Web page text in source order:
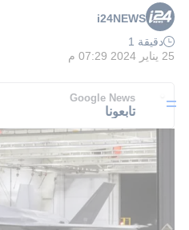
i24NEWS
دقيقة 1
25 يناير 2024 07:29 م
Google News
تابعونا